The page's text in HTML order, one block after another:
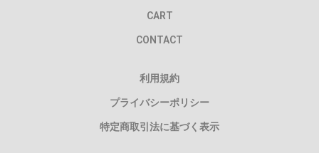
CART
CONTACT
利用規約
プライバシーポリシー
特定商取引法に基づく表示